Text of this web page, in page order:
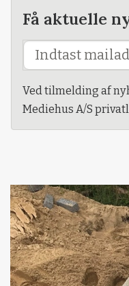
Få aktuelle
Ved tilmelding af
Mediehus A/S